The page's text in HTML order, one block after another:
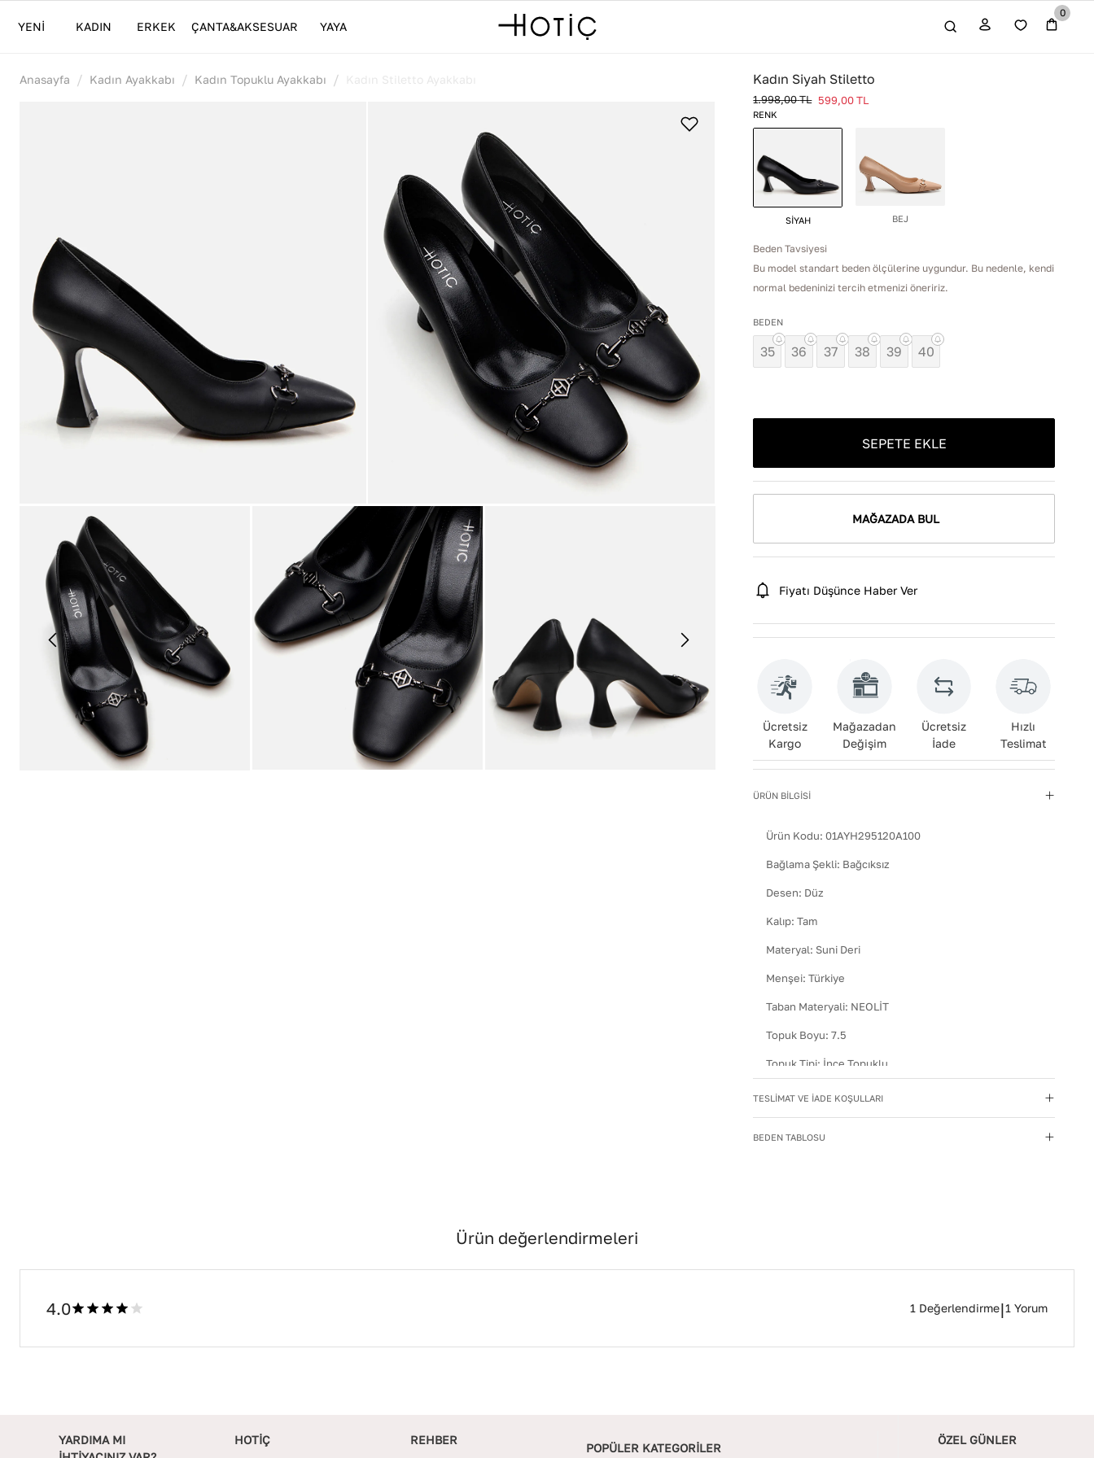
YENİ KADIN ERKEK ÇANTA&AKSESUAR YAYA
0
Anasayfa / Kadın Ayakkabı / Kadın Topuklu Ayakkabı / Kadın Stiletto Ayakkabı Kadın Siyah Stiletto
1.998,00TL 599,00 TL
RENK
SİYAH BEJ
Beden Tavsiyesi
Bu model standart beden ölçülerine uygundur. Bu nedenle, kendi
normal bedeninizi tercih etmenizi öneririz.
BEDEN
35 36 37 38 39 40
SEPETE EKLE
MAĞAZADA BUL
Fiyatı Düşünce Haber Ver
Ücretsiz
Kargo
Mağazadan
Değişim
Ücretsiz
İade
Hızlı
Teslimat
ÜRÜN BİLGİSİ
Ürün Kodu:01AYH295120A100
Bağlama Şekli: Bağcıksız
Desen: Düz
Kalıp:Tam
Materyal: Suni Deri
Menşei:Türkiye
Taban Materyali: NEOLİT
Topuk Boyu:7.5
Topuk Tipi: İnce Topuklu
Kullanım Talimatı
kaynaklarından uzak tutun.
Yıkama Talimatı
TESLİMAT VE İADE KOŞULLARI
BEDEN TABLOSU
Ürün değerlendirmeleri
4.0 1 Değerlendirme|1 Yorum
YARDIMA MI
HOTİÇ REHBER
POPÜLER KATEGORİLER
ÖZEL GÜNLER